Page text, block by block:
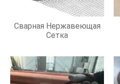
Сварная Нержавеющая
Сетка